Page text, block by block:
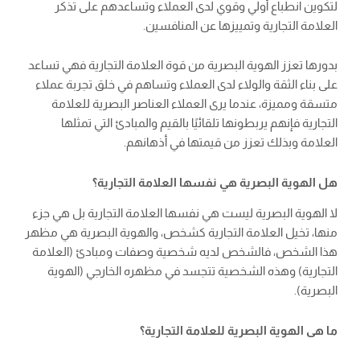
لتكوين انطباع أولي وقوي لدى العملاء وتساعدهم على تذكر
العلامة التجارية وتمييزها عن المنافسين.
بدورها تعزز الهوية البصرية من قوة العلامة التجارية فهي تساعد
على بناء الثقة والولاء لدى العملاء وتساهم في خلق تجربة عملاء
متسقة ومميزة، عندما يرى العملاء العناصر البصرية للعلامة
التجارية فإنهم يربطونها تلقائيًا بالقيم والمبادئ التي تمثلها
العلامة وبذلك تعزز من قيمتها في أذهانهم.
هل الهوية البصرية هي نفسها العلامة التجارية؟
لا الهوية البصرية ليست هي نفسها العلامة التجارية بل هي جزء
منها، تخيل العلامة التجارية كشخص، والهوية البصرية هي مظهر
هذا الشخص، فالشخص لديه شخصية وصفات ومبادئ (العلامة
التجارية) وهذه الشخصية تتجسد في مظهره الخارجي (الهوية
البصرية).
ما هي الهوية البصرية للعلامة التجارية؟